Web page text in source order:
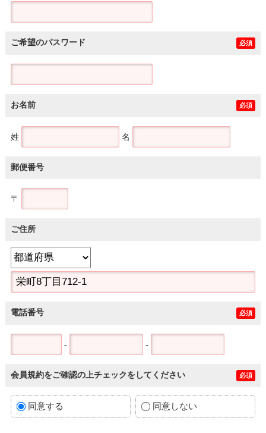
ご希望のパスワード 必須
お名前 必須
姓 名
郵便番号
〒
ご住所
電話番号 必須
- -
会員規約をご確認の上チェックをしてください 必須
同意する 同意しない